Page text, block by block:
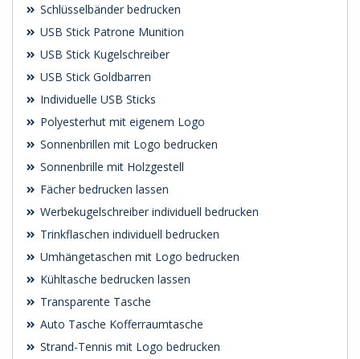
Schlüsselbänder bedrucken
USB Stick Patrone Munition
USB Stick Kugelschreiber
USB Stick Goldbarren
Individuelle USB Sticks
Polyesterhut mit eigenem Logo
Sonnenbrillen mit Logo bedrucken
Sonnenbrille mit Holzgestell
Fächer bedrucken lassen
Werbekugelschreiber individuell bedrucken
Trinkflaschen individuell bedrucken
Umhängetaschen mit Logo bedrucken
Kühltasche bedrucken lassen
Transparente Tasche
Auto Tasche Kofferraumtasche
Strand-Tennis mit Logo bedrucken